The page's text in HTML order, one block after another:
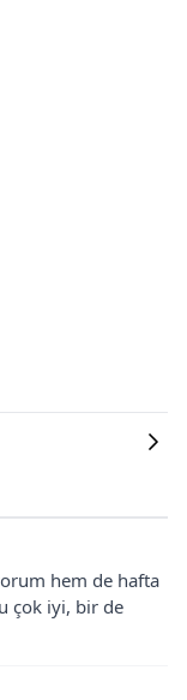
hem de hafta
çok iyi, bir de